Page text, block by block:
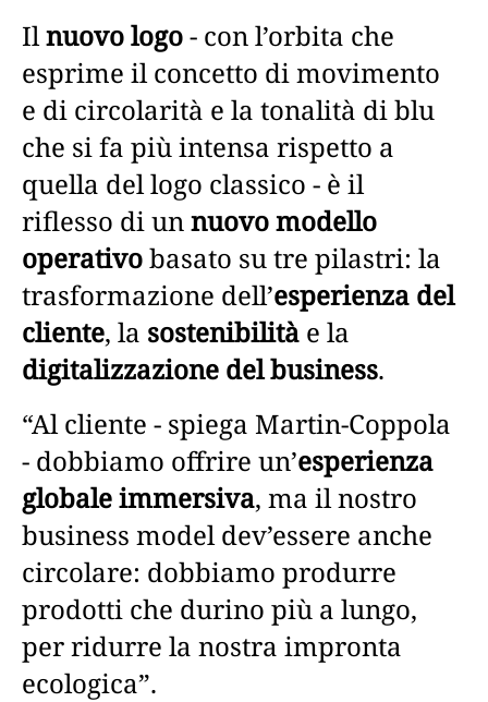
Ilnuovo logo- con l’orbita che
esprime il concetto di movimento
e di circolarità e la tonalità di blu
che si fa più intensa rispetto a
quella del logo classico - è il
riflesso di unnuovo modello
operativobasato su tre pilastri: la
trasformazione dell’esperienza del
cliente, la sostenibilità e la
digitalizzazione del business.
“Al cliente - spiega Martin-Coppola
- dobbiamo offrire un’esperienza
globale immersiva, ma il nostro
business model dev’essere anche
circolare: dobbiamo produrre
prodotti che durino più a lungo,
per ridurre la nostra impronta
ecologica”.